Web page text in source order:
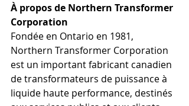
À propos de Northern Transformer
Corporation
Fondée en Ontario en 1981,
Northern Transformer Corporation
est un important fabricant canadien
de transformateurs de puissance à
liquide haute performance, destinés